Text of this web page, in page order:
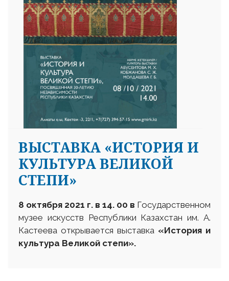
ВЫСТАВКА «ИСТОРИЯ И
КУЛЬТУРА ВЕЛИКОЙ
СТЕПИ»
8 октября 2021 г. в 14. 00 в Государственном
музее искусств Республики Казахстан им. А.
Кастеева открывается выставка «История и
культура Великой степи».